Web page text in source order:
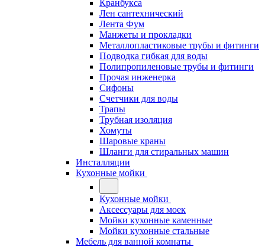
Кранбукса
Лен сантехнический
Лента Фум
Манжеты и прокладки
Металлопластиковые трубы и фитинги
Подводка гибкая для воды
Полипропиленовые трубы и фитинги
Прочая инженерка
Сифоны
Счетчики для воды
Трапы
Трубная изоляция
Хомуты
Шаровые краны
Шланги для стиральных машин
Инсталляции
Кухонные мойки
Кухонные мойки
Аксессуары для моек
Мойки кухонные каменные
Мойки кухонные стальные
Мебель для ванной комнаты